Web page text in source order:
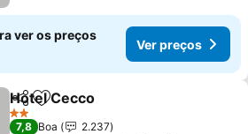
ver os preços
Ver preços
PartilharAdicionar aos favoritos
Hotel Cecco
2 Estrelas
7,8 Boa
2.237